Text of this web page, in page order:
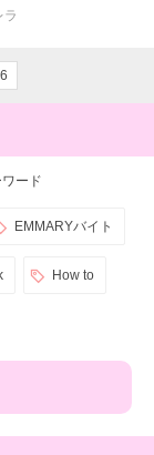
ラ
ード
EMMARYバイト
How to